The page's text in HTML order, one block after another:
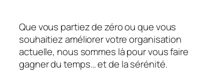
Que vous partiez de zéro ou que vous
souhaitiez améliorer votre organisation
actuelle, nous sommes là pour vous faire
gagner du temps… et de la sérénité.